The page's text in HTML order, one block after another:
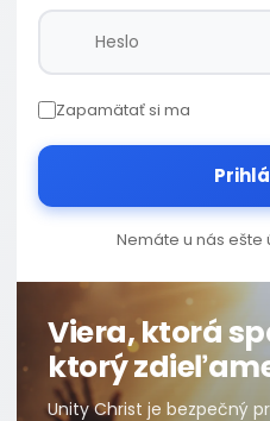
Zapamätať si ma
Nemáte u nás ešte
Viera, ktorá
ktorý
Unity Christ je bezpečný